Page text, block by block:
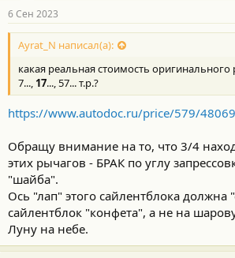
6 Сен 2023
Ayrat_N написал(а):
какая реальная стоимость оригинального
7..., 17..., 57... т.р.?
https://www.autodoc.ru/price/579/
Обращу внимание на то, что 3/4
этих рычагов - БРАК по углу
"шайба".
Ось "лап" этого сайлентблока должна
сайлентблок "конфета", а не на
Луну на небе.